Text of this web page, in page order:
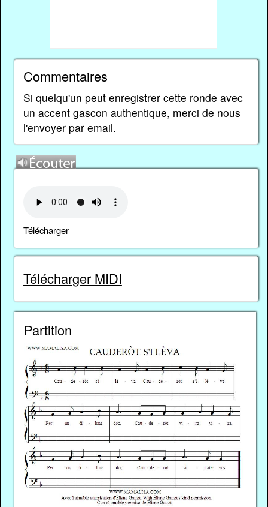
Commentaires
Si quelqu'un peut enregistrer cette ronde avec
un accent gascon authentique, merci de nous
l'envoyer par email.
Télécharger
Télécharger MIDI
Partition